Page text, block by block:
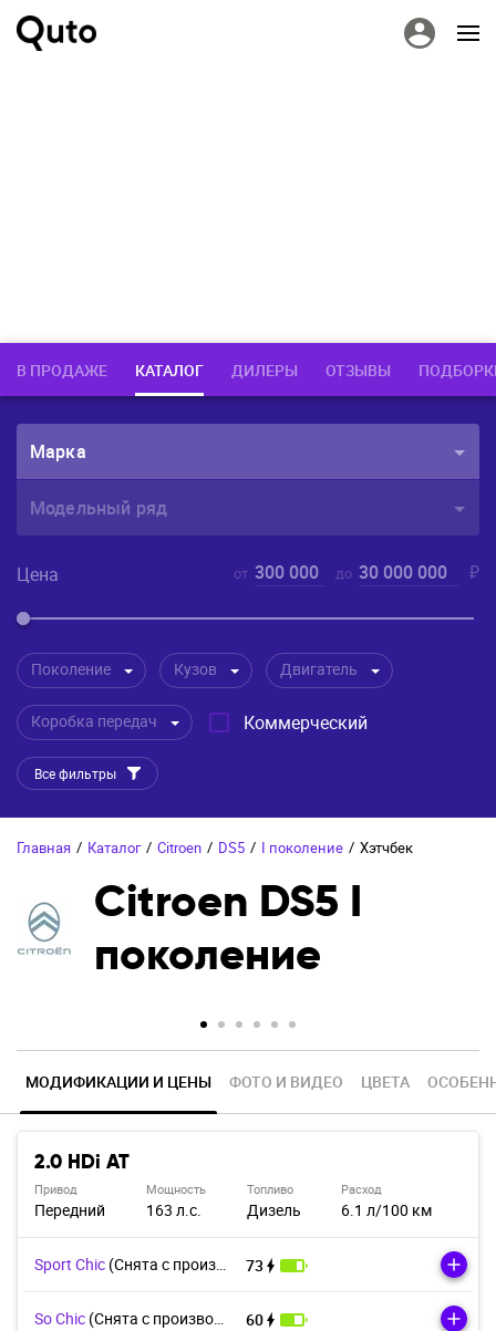
В ПРОДАЖЕ КАТАЛОГ ДИЛЕРЫ ОТЗЫВЫ
Марка
Модельный ряд
Цена от 300 000 до 30 000 000 ₽
Поколение Кузов Двигатель
Коробка передач Коммерческий
Все фильтры
Главная / Каталог / Citroen / DS5 / I поколение / Хэтчбек
Citroen DS5 I
поколение
МОДИФИКАЦИИ И ЦЕНЫ ФОТО И ВИДЕО ЦВЕТА
2.0 HDi AT
Привод
Передний
Мощность
163 л.с.
Топливо
Дизель
Расход
6.1 л/100 км
Sport Chic (Cнята с производства) 73
So Chic (Cнята с производства) 60